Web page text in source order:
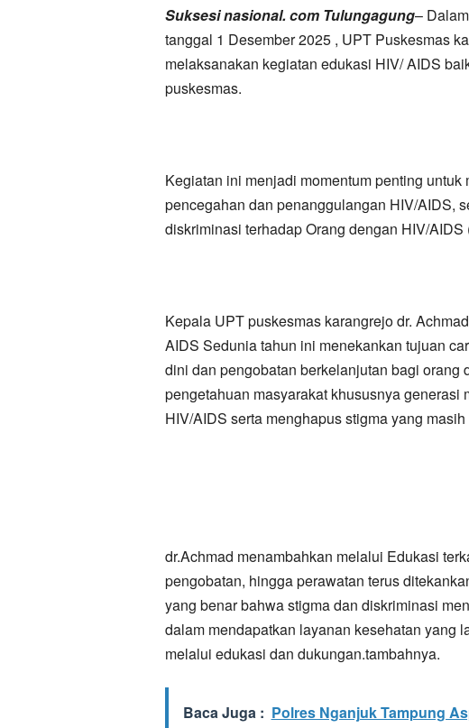
Suksesi nasional. com Tulungagung–
tanggal 1 Desember 2025 , UPT Puskesmas
melaksanakan kegiatan edukasi HIV/ AIDS
puskesmas.
Kegiatan ini menjadi momentum penting
pencegahan dan penanggulangan HIV/AIDS,
diskriminasi terhadap Orang dengan HIV/AIDS
Kepala UPT puskesmas karangrejo dr.
AIDS Sedunia tahun ini menekankan tujuan
dini dan pengobatan berkelanjutan bagi orang
pengetahuan masyarakat khususnya generasi
HIV/AIDS serta menghapus stigma yang
dr.Achmad menambahkan melalui Edukasi
pengobatan, hingga perawatan terus
yang benar bahwa stigma dan diskriminasi
dalam mendapatkan layanan kesehatan yang
melalui edukasi dan dukungan.tambahnya.
Baca Juga : Polres Nganjuk Tampung